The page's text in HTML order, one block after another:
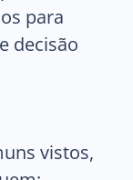
para
decisão
vistos,